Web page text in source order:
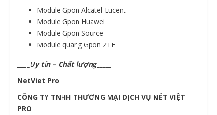
Module Gpon Alcatel-Lucent
Module Gpon Huawei
Module Gpon Source
Module quang Gpon ZTE
Uy tín – Chất lượng_____
NetViet Pro
CÔNG TY TNHH THƯƠNG MẠI DỊCH VỤ NÉT VIỆT
PRO